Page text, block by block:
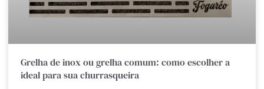
Grelha de inox ou grelha comum: como escolher a
ideal para sua churrasqueira